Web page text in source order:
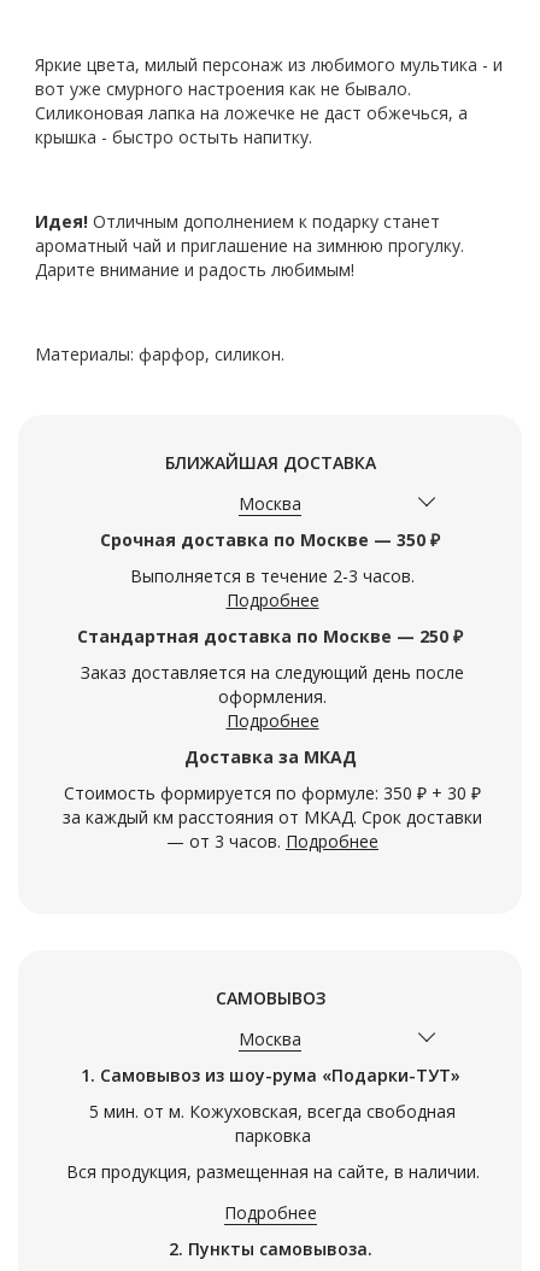
Яркие цвета, милый персонаж из любимого мультика - и
вот уже смурного настроения как не бывало.
Силиконовая лапка на ложечке не даст обжечься, а
крышка - быстро остыть напитку.
Идея! Отличным дополнением к подарку станет
ароматный чай и приглашение на зимнюю прогулку.
Дарите внимание и радость любимым!
Материалы: фарфор, силикон.
БЛИЖАЙШАЯ ДОСТАВКА
Москва
Срочная доставка по Москве — 350 ₽
Выполняется в течение 2-3 часов.
Подробнее
Стандартная доставка по Москве — 250 ₽
Заказ доставляется на следующий день после
оформления.
Подробнее
Доставка за МКАД
Стоимость формируется по формуле: 350 ₽ + 30 ₽
за каждый км расстояния от МКАД. Срок доставки
— от 3 часов. Подробнее
САМОВЫВОЗ
Москва
1. Самовывоз из шоу-рума «Подарки-ТУТ»
5 мин. от м. Кожуховская, всегда свободная
парковка
Вся продукция, размещенная на сайте, в наличии.
Подробнее
2. Пункты самовывоза.